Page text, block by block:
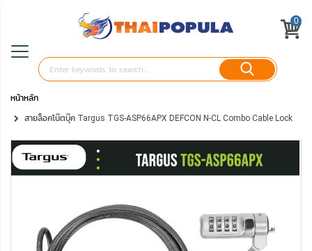
0
หน้าหลัก
สายล็อคโน๊ตบุ๊ค Targus TGS-ASP66APX DEFCON N-CL Combo Cable Lock